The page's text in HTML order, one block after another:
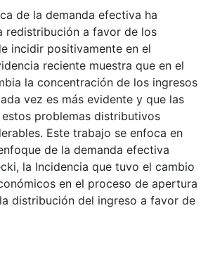
de la demanda efectiva ha
redistribución a favor de los
incidir positivamente en el
reciente muestra que en el
la concentración de los ingresos
vez es más evidente y que las
problemas distributivos
Este trabajo se enfoca en
de la demanda efectiva
la Incidencia que tuvo el cambio
en el proceso de apertura
distribución del ingreso a favor de